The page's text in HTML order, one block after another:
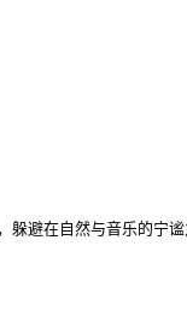
避在自然与音乐的